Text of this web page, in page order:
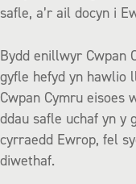
safle, a’r ail docyn i
Bydd enillwyr Cwpan
gyfle hefyd yn hawlio
Cwpan Cymru eisoes
ddau safle uchaf yn y
cyrraedd Ewrop, fel
diwethaf.